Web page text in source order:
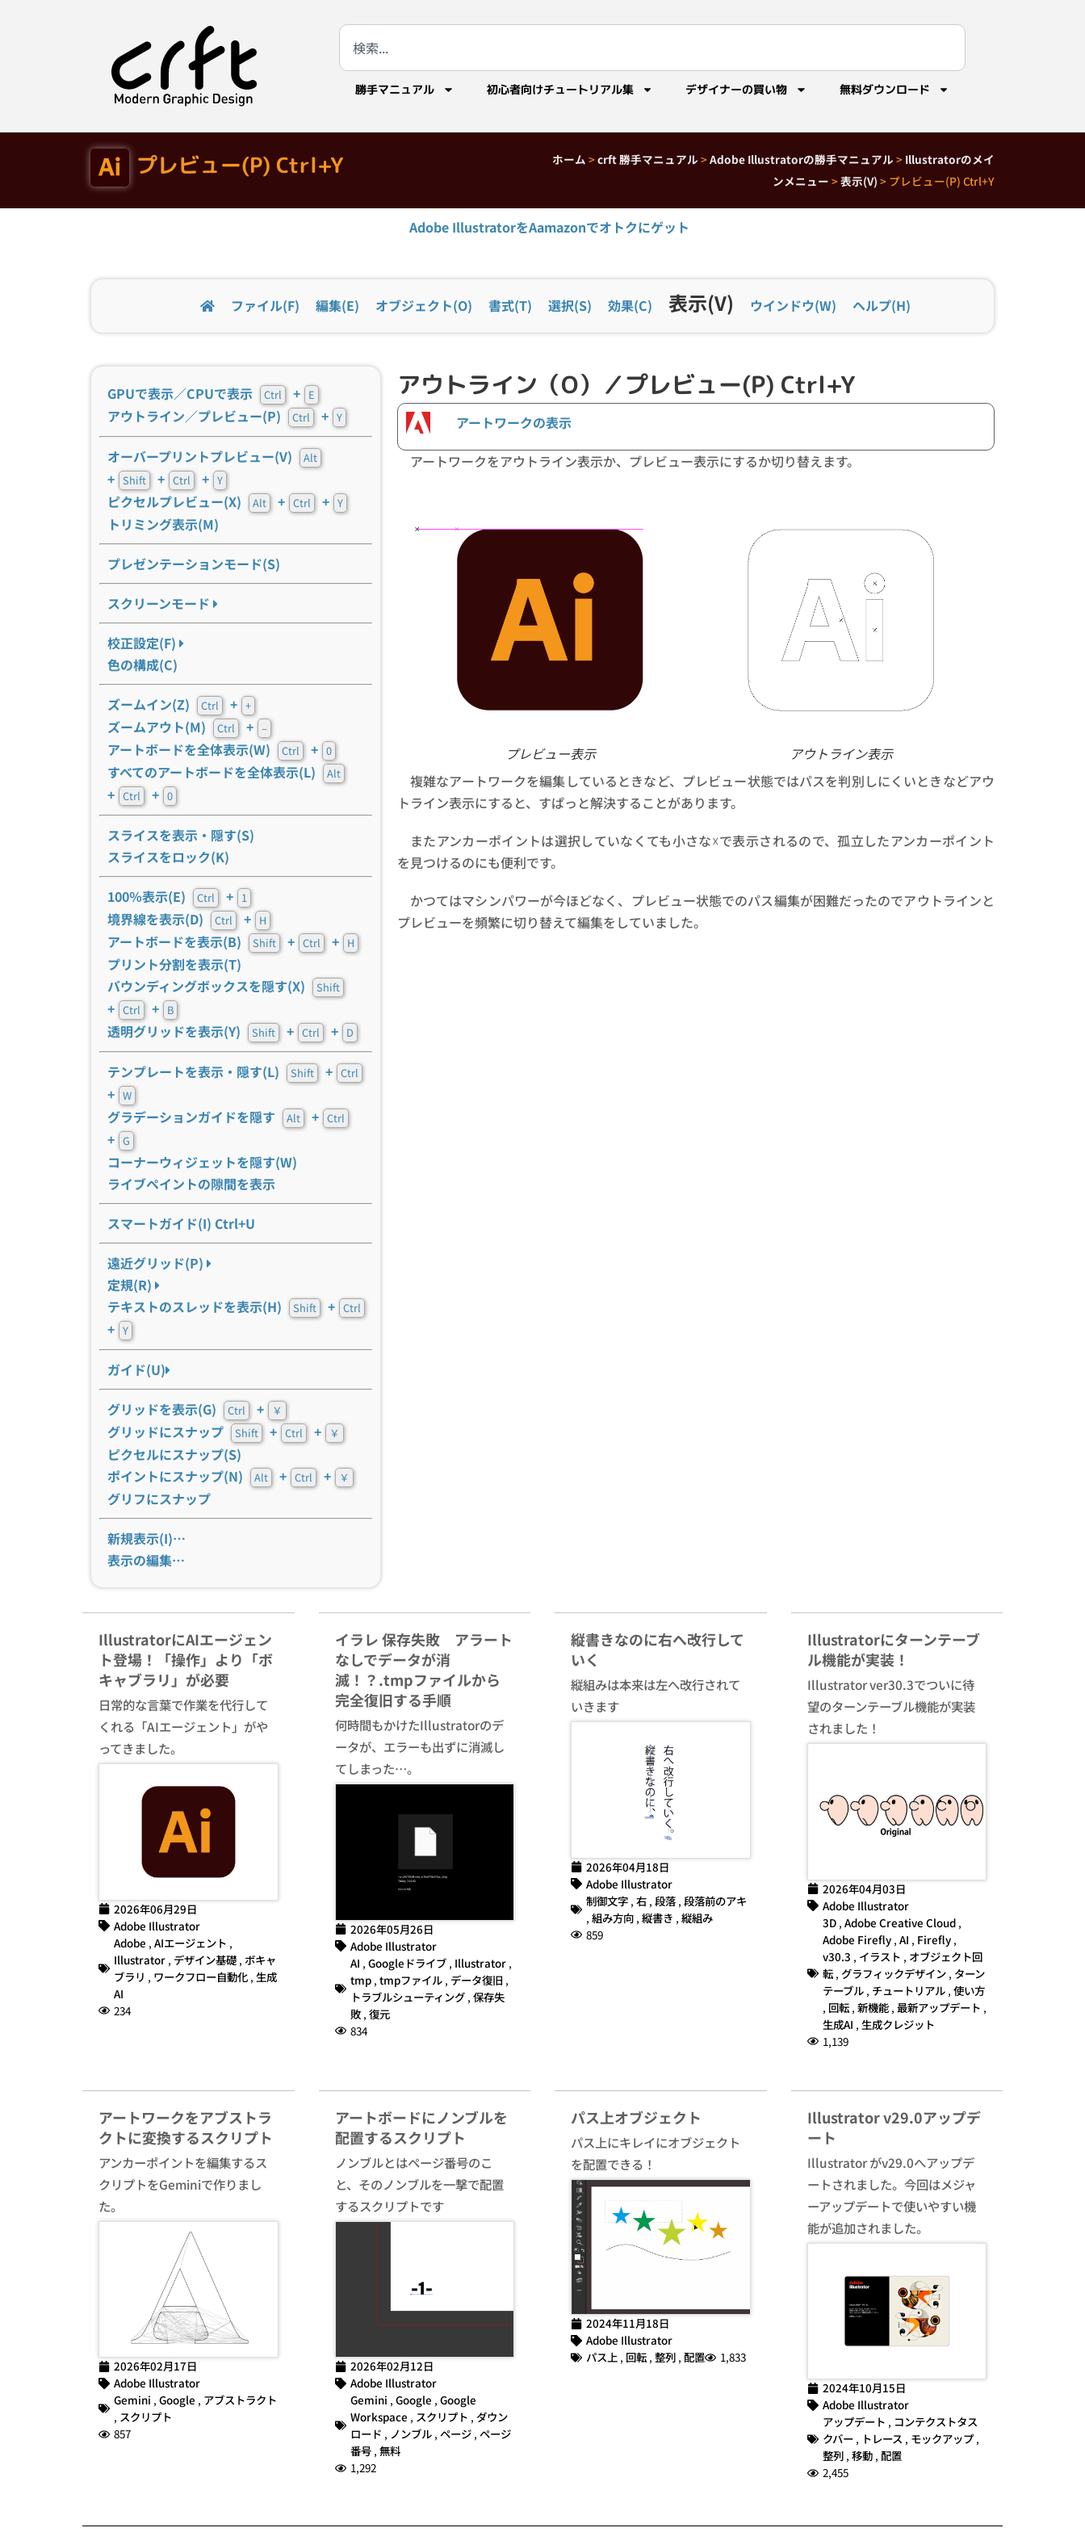
勝手マニュアル 初心者向けチュートリアル集 デザイナーの買い物 無料ダウンロード
プレビュー(P) Ctrl+Y ホーム >crft 勝手マニュアル >Adobe Illustratorの勝手マニュアル > Illustratorのメイ
ンメニュー >表示(V) > プレビュー(P) Ctrl+Y
Adobe IllustratorをAamazonでオトクにゲット
ファイル(F) 編集(E) オブジェクト(O) 書式(T) 選択(S) 効果(C) 表示(V) ウインドウ(W) ヘルプ(H)
GPUで表示／CPUで表示 Ctrl + E
アウトライン／プレビュー(P) Ctrl + Y
オーバープリントプレビュー(V) Alt
+ Shift + Ctrl + Y
ピクセルプレビュー(X) Alt + Ctrl + Y
トリミング表示(M)
プレゼンテーションモード(S)
スクリーンモード
校正設定(F)
色の構成(C)
ズームイン(Z) Ctrl + +
ズームアウト(M) Ctrl + –
アートボードを全体表示(W) Ctrl + 0
すべてのアートボードを全体表示(L) Alt
+ Ctrl + 0
スライスを表示・隠す(S)
スライスをロック(K)
100％表示(E) Ctrl + 1
境界線を表示(D) Ctrl + H
アートボードを表示(B) Shift + Ctrl + H
プリント分割を表示(T)
バウンディングボックスを隠す(X)
Shift
+ Ctrl + B
透明グリッドを表示(Y) Shift + Ctrl + D
テンプレートを表示・隠す(L) Shift + Ctrl
+ W
グラデーションガイドを隠す Alt + Ctrl
+ G
コーナーウィジェットを隠す(W)
ライブペイントの隙間を表示
スマートガイド(I) Ctrl+U
遠近グリッド(P)
定規(R)
テキストのスレッドを表示(H)
Shift + Ctrl
+ Y
ガイド(U)
グリッドを表示(G) Ctrl + ￥
グリッドにスナップ Shift + Ctrl + ￥
ピクセルにスナップ(S)
ポイントにスナップ(N)
Alt + Ctrl + ￥
グリフにスナップ
新規表示(I)…
表示の編集…
アウトライン（O）／プレビュー(P) Ctrl+Y
アートワークの表示
アートワークをアウトライン表示か、プレビュー表示にするか切り替えます。
プレビュー表示
アウトライン表示
複雑なアートワークを編集しているときなど、プレビュー状態ではパスを判別しにくいときなどアウ
トライン表示にすると、すぱっと解決することがあります。
またアンカーポイントは選択していなくても小さな☓で表示されるので、孤立したアンカーポイント
を見つけるのにも便利です。
かつてはマシンパワーが今ほどなく、プレビュー状態でのパス編集が困難だったのでアウトラインと
プレビューを頻繁に切り替えて編集をしていました。
IllustratorにAIエージェン
ト登場！「操作」より「ボ
キャブラリ」が必要
日常的な言葉で作業を代行して
くれる「AIエージェント」がや
ってきました。
2026年06月29日
Adobe Illustrator
Adobe , AIエージェント ,
Illustrator , デザイン基礎 , ボキャ
ブラリ , ワークフロー自動化 , 生成
AI
234
イラレ 保存失敗 アラート
なしでデータが消
滅！？.tmpファイルから
完全復旧する手順
何時間もかけたIllustratorのデ
ータが、エラーも出ずに消滅し
てしまった…。
2026年05月26日
Adobe Illustrator
AI , Googleドライブ, Illustrator,
tmp, tmpファイル, データ復旧 ,
トラブルシューティング, 保存失
敗, 復元
834
縦書きなのに右へ改行して
いく
縦組みは本来は左へ改行されて
いきます
2026年04月18日
Adobe Illustrator
制御文字 , 右 , 段落 , 段落前のアキ
, 組み方向 , 縦書き , 縦組み
859
Illustratorにターンテーブ
ル機能が実装！
Illustrator ver30.3でついに待
望のターンテーブル機能が実装
されました！
2026年04月03日
Adobe Illustrator
3D, Adobe Creative Cloud,
Adobe Firefly, AI , Firefly,
v30.3 , イラスト , オブジェクト回
転, グラフィックデザイン, ターン
テーブル, チュートリアル, 使い方
, 回転, 新機能, 最新アップデート ,
生成AI , 生成クレジット
1,139
アートワークをアブストラ
クトに変換するスクリプト
アンカーポイントを編集するス
クリプトをGeminiで作りまし
た。
2026年02月17日
Adobe Illustrator
Gemini , Google , アブストラクト
, スクリプト
857
アートボードにノンブルを
配置するスクリプト
ノンブルとはページ番号のこ
と、そのノンブルを一撃で配置
するスクリプトです
2026年02月12日
Adobe Illustrator
Gemini , Google , Google
Workspace , スクリプト , ダウン
ロード , ノンブル, ページ, ページ
番号, 無料
1,292
パス上オブジェクト
パス上にキレイにオブジェクト
を配置できる！
2024年11月18日
Adobe Illustrator
パス上 , 回転 , 整列 , 配置 1,833
Illustrator v29.0アップデ
ート
Illustrator がv29.0へアップデ
ートされました。今回はメジャ
ーアップデートで使いやすい機
能が追加されました。
2024年10月15日
Adobe Illustrator
アップデート , コンテクストタス
クバー, トレース , モックアップ,
整列, 移動, 配置
2,455